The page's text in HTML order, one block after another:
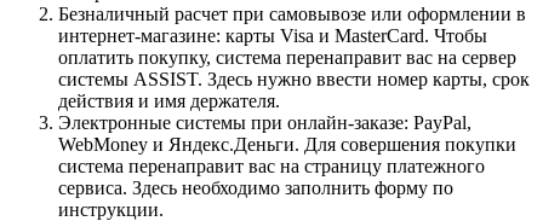
Безналичный расчет при самовывозе или оформлении в
интернет-магазине: карты Visa и MasterCard. Чтобы
оплатить покупку, система перенаправит вас на сервер
системы ASSIST. Здесь нужно ввести номер карты, срок
действия и имя держателя.
Электронные системы при онлайн-заказе: PayPal,
WebMoney и Яндекс.Деньги. Для совершения покупки
система перенаправит вас на страницу платежного
сервиса. Здесь необходимо заполнить форму по
инструкции.